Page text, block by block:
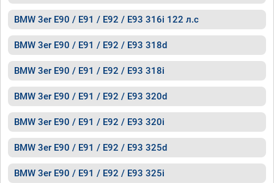
BMW 3er E90 / E91 / E92 / E93 316i 122 л.с
BMW 3er E90 / E91 / E92 / E93 318d
BMW 3er E90 / E91 / E92 / E93 318i
BMW 3er E90 / E91 / E92 / E93 320d
BMW 3er E90 / E91 / E92 / E93 320i
BMW 3er E90 / E91 / E92 / E93 325d
BMW 3er E90 / E91 / E92 / E93 325i